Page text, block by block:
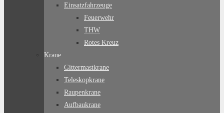
Einsatzfahrzeuge
Feuerwehr
THW
Rotes Kreuz
Krane
Gittermastkrane
Teleskopkrane
Raupenkrane
Aufbaukrane